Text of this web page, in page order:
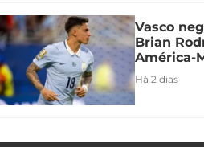
Vasco
Brian
América-
Há 2 dias